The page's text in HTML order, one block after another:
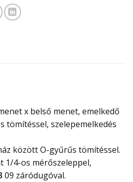
x belső menet, emelkedő
tömítéssel, szelepemelkedés
közöttO-gyűrűs tömítéssel.
1/4-os mérőszeleppel,
09 záródugóval.